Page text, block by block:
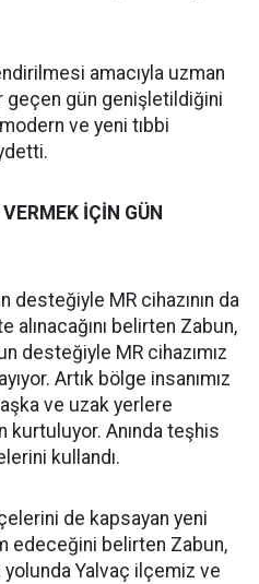
amacıyla uzman
geçen gün genişletildiğini
ve yeni tıbbi
İÇİN GÜN
desteğiyle MR cihazının da
alınacağını belirten Zabun,
desteğiyle MR cihazımız
Artık bölge insanımız
ve uzak yerlere
Anında teşhis
kullandı.
de kapsayan yeni
edeceğini belirten Zabun,
yolunda Yalvaç ilçemiz ve